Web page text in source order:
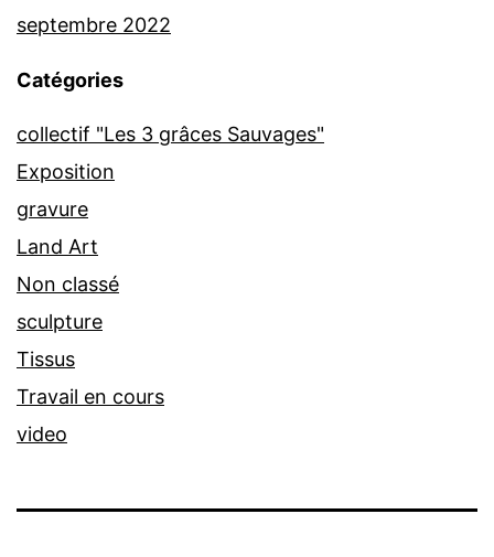
septembre 2022
Catégories
collectif "Les 3 grâces Sauvages"
Exposition
gravure
Land Art
Non classé
sculpture
Tissus
Travail en cours
video